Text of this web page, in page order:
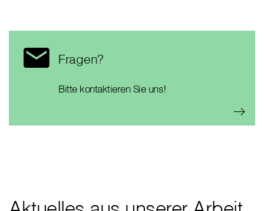
Fragen?
Bitte kontaktieren Sie uns!